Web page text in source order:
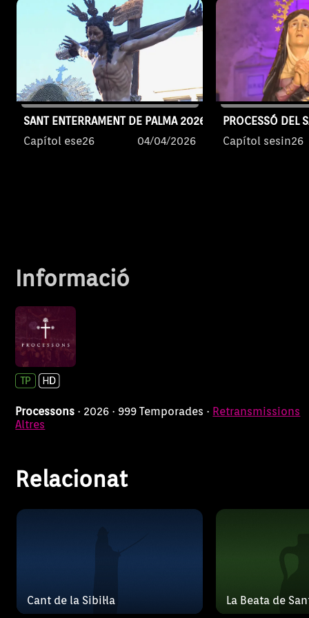
SANT ENTERRAMENT DE PALMA 2026
Capítol ese26
04/04/2026
PROCESSÓ DEL
Capítol sesin26
Informació
Processons · 2026 · 999 Temporades · Retransmissions
Altres
Relacionat
Cant de la Sibil·la
Cant de la Sibil·la
La Beata de